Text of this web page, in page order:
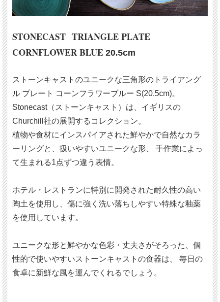
STONECAST TRIANGLE PLATE
CORNFLOWER BLUE 20.5cm
ストーンキャストのユニークな三角形のトライアング
ル プレート コーンフラワーブルー S(20.5cm)。
Stonecast（ストーンキャスト）は、イギリスの
Churchill社の展開するコレクション。
植物や食材にインスパイアされた鮮やかで自然なカラ
ーリングと、扱いやすいユニークな形、 手作業によっ
て生まれる1点ずつ違う表情。
ホテル・レストランに特別に開発された耐久性の高い
陶土を使用し、傷に強く洗い落ちしやすい特殊な釉薬
を使用しています。
ユニークな形と鮮やかな色彩・丈夫さがそろった、個
性的で使いやすいストーンキャストの食器は、 毎日の
食卓に新鮮な風を運んでくれるでしょう。